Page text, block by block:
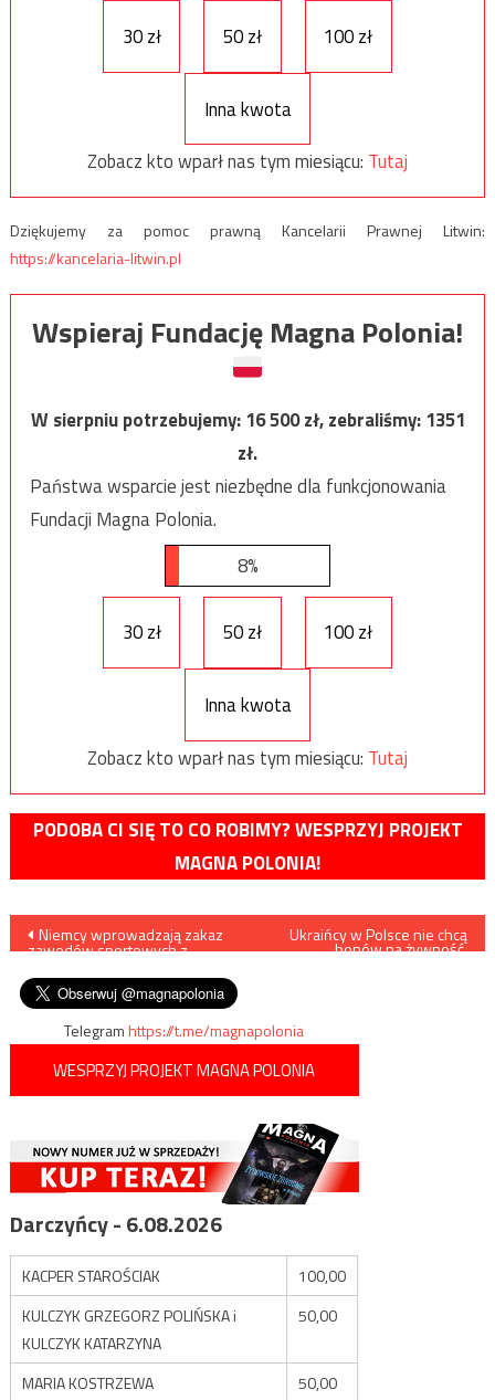
30 zł
50 zł 100 zł
Inna kwota
Zobacz kto wparł nas tym miesiącu: Tutaj
Dziękujemy za pomoc prawną Kancelarii Prawnej Litwin:
https://kancelaria-litwin.pl
Wspieraj Fundację Magna Polonia!
W sierpniu potrzebujemy:16 500zł, zebraliśmy:1351
zł.
Państwa wsparcie jest niezbędne dla funkcjonowania
Fundacji Magna Polonia.
8%
30 zł 50 zł 100 zł
Inna kwota
Zobacz kto wparł nas tym miesiącu: Tutaj
PODOBA CI SIĘ TO CO ROBIMY? WESPRZYJ PROJEKT
MAGNA POLONIA!
Nawigacja
wpisu
Niemcy wprowadzają zakaz
zawodów sportowych z
Ukraińcy w Polsce nie chcą
bonów na żywność.
Telegramhttps://t.me/magnapolonia
WESPRZYJ PROJEKT MAGNA POLONIA
Darczyńcy - 6.08.2026
KACPER STAROŚCIAK
100,00
KULCZYK GRZEGORZ POLIŃSKA i
KULCZYK KATARZYNA
50,00
MARIA KOSTRZEWA 50,00